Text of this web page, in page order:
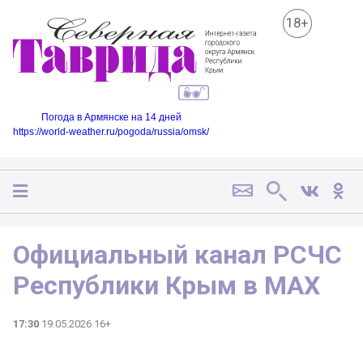
18+
Погода в Армянске на 14 дней
https://world-weather.ru/pogoda/russia/omsk/
Официальный канал РСЧС
Республики Крым в MAX
17:30 19.05.2026 16+